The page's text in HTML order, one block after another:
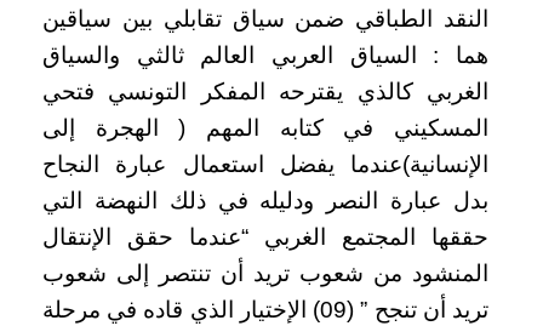
النقد الطباقي ضمن سياق تقابلي بين سياقين
هما : السياق العربي العالم ثالثي والسياق
الغربي كالذي يقترحه المفكر التونسي فتحي
المسكيني في كتابه المهم ( الهجرة إلى
الإنسانية)عندما يفضل استعمال عبارة النجاح
بدل عبارة النصر ودليله في ذلك النهضة التي
حققها المجتمع الغربي “عندما حقق الإنتقال
المنشود من شعوب تريد أن تنتصر إلى شعوب
تريد أن تنجح ” (09) الإختيار الذي قاده في مرحلة